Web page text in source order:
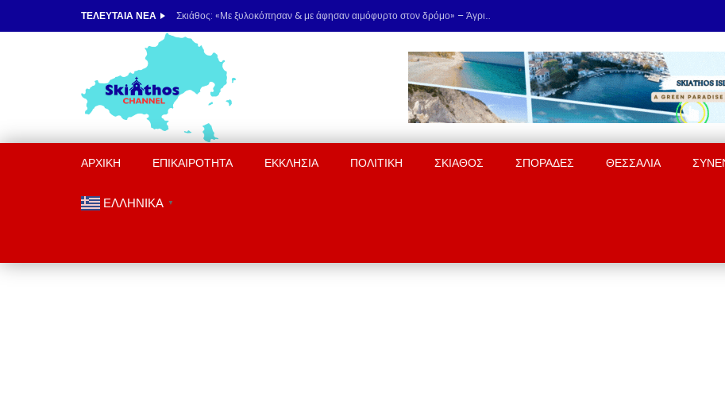
ΤΕΛΕΥΤΑΙΑ ΝΕΑ Σκιάθος: «Με ξυλοκόπησαν & με άφησαν αιμόφυρτο στον δρόμο» – Άγριος καβγάς με λοστάρια, μαχαίρια & σφυριά
ΑΡΧΙΚΗ ΕΠΙΚΑΙΡΟΤΗΤΑ ΕΚΚΛΗΣΙΑ ΠΟΛΙΤΙΚΗ ΣΚΙΑΘΟΣ ΣΠΟΡΑΔΕΣ ΘΕΣΣΑΛΙΑ
ΕΛΛΗΝΙΚΑ ▼